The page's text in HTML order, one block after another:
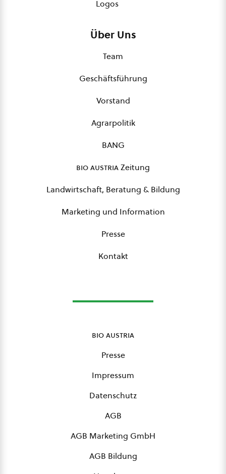
Logos
Über Uns
Team
Geschäftsführung
Vorstand
Agrarpolitik
BANG
bio austriaZeitung
Landwirtschaft, Beratung & Bildung
Marketing und Information
Presse
Kontakt
bio austria
Presse
Impressum
Datenschutz
AGB
AGB Marketing GmbH
AGB Bildung